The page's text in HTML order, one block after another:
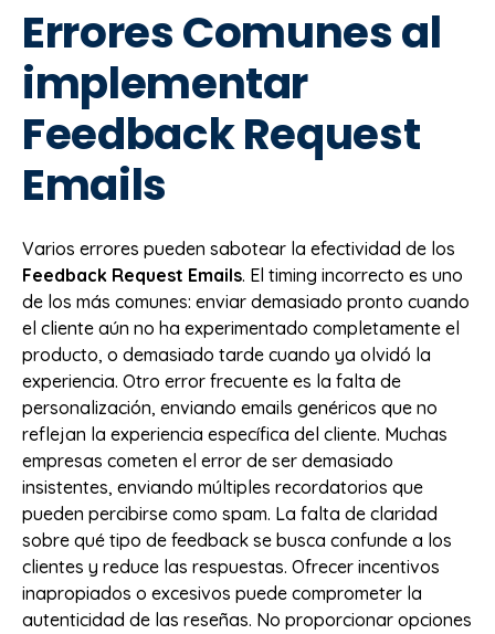
Errores Comunes al
implementar
Feedback Request
Emails
Varios errores pueden sabotear la efectividad de los
Feedback Request Emails. El timing incorrecto es uno
de los más comunes: enviar demasiado pronto cuando
el cliente aún no ha experimentado completamente el
producto, o demasiado tarde cuando ya olvidó la
experiencia. Otro error frecuente es la falta de
personalización, enviando emails genéricos que no
reflejan la experiencia específica del cliente. Muchas
empresas cometen el error de ser demasiado
insistentes, enviando múltiples recordatorios que
pueden percibirse como spam. La falta de claridad
sobre qué tipo de feedback se busca confunde a los
clientes y reduce las respuestas. Ofrecer incentivos
inapropiados o excesivos puede comprometer la
autenticidad de las reseñas. No proporcionar opciones